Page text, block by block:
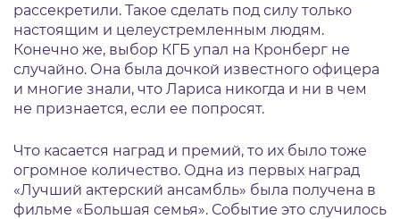
рассекретили. Такое сделать под силу только
настоящим и целеустремленным людям.
Конечно же, выбор КГБ упал на Кронберг не
случайно. Она была дочкой известного офицера
и многие знали, что Лариса никогда и ни в чем
не признается, если ее попросят.
Что касается наград и премий, то их было тоже
огромное количество. Одна из первых наград
«Лучший актерский ансамбль» была получена в
фильме «Большая семья». Событие это случилось